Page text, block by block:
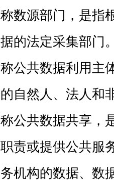
数源部门，是指
的法定采集部门
公共数据利用主
自然人、法人和
公共数据共享，
责或提供公共服
机构的数据、数